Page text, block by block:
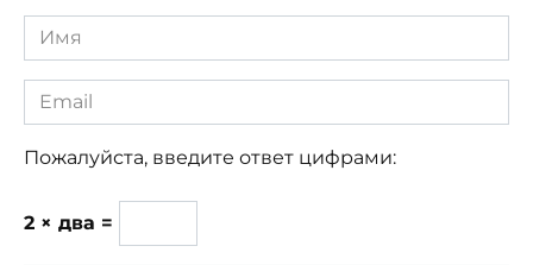
Имя
*
Email
*
Пожалуйста, введите ответ цифрами:
2 × два =